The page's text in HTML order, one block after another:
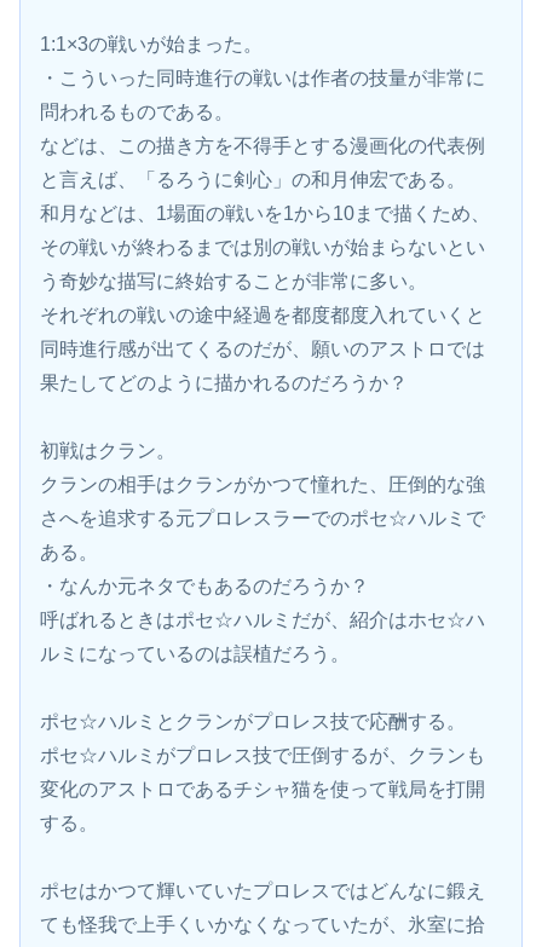
1:1×3の戦いが始まった。
・こういった同時進行の戦いは作者の技量が非常に
問われるものである。
などは、この描き方を不得手とする漫画化の代表例
と言えば、「るろうに剣心」の和月伸宏である。
和月などは、1場面の戦いを1から10まで描くため、
その戦いが終わるまでは別の戦いが始まらないとい
う奇妙な描写に終始することが非常に多い。
それぞれの戦いの途中経過を都度都度入れていくと
同時進行感が出てくるのだが、願いのアストロでは
果たしてどのように描かれるのだろうか？
初戦はクラン。
クランの相手はクランがかつて憧れた、圧倒的な強
さへを追求する元プロレスラーでのポセ☆ハルミで
ある。
・なんか元ネタでもあるのだろうか？
呼ばれるときはポセ☆ハルミだが、紹介はホセ☆ハ
ルミになっているのは誤植だろう。
ポセ☆ハルミとクランがプロレス技で応酬する。
ポセ☆ハルミがプロレス技で圧倒するが、クランも
変化のアストロであるチシャ猫を使って戦局を打開
する。
ポセはかつて輝いていたプロレスではどんなに鍛え
ても怪我で上手くいかなくなっていたが、氷室に拾